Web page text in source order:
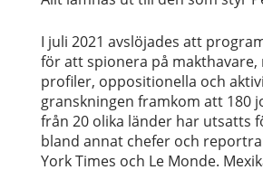
I juli 2021 avslöjades att
för att spionera på makthavare,
profiler, oppositionella och
granskningen framkom att 180
från 20 olika länder har utsatts
bland annat chefer och
York Times och Le Monde.